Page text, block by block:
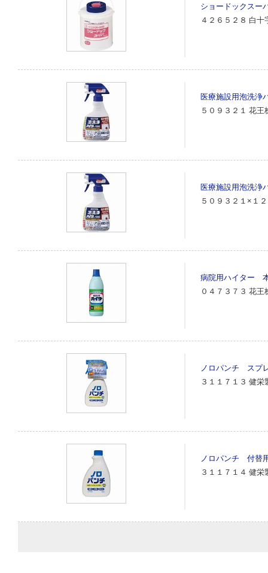
ショードックス
４２６５２８ 白十
医療施設用泡洗浄
５０９３２１ 花王
医療施設用泡洗浄
５０９３２１×１２
病院用ハイター
０４７３７３ 花王
ノロパンチ スプ
３１１７１３ 健栄
ノロパンチ 付替
３１１７１４ 健栄